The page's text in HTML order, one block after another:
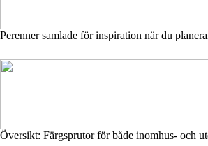
Perenner samlade för inspiration när du
Översikt: Färgsprutor för både inomhus- och